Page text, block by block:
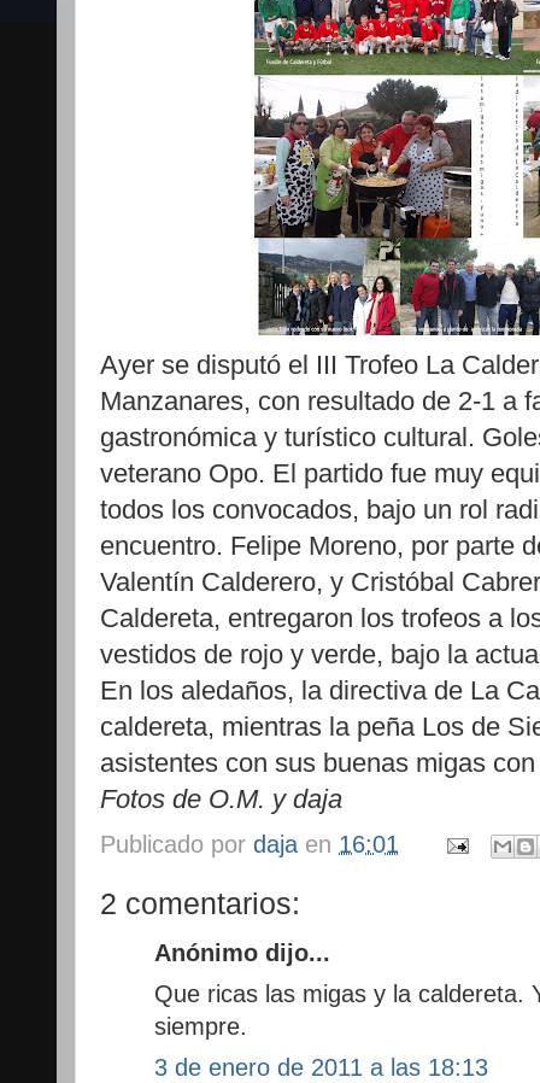
Ayer se disputó el III Trofeo La
Manzanares, con resultado de 2-1 a
gastronómica y turístico cultural.
veterano Opo. El partido fue muy
todos los convocados, bajo un rol
encuentro. Felipe Moreno, por parte
Valentín Calderero, y Cristóbal
Caldereta, entregaron los trofeos a
vestidos de rojo y verde, bajo la
En los aledaños, la directiva de La
caldereta, mientras la peña Los de
asistentes con sus buenas migas
Fotos de O.M. y daja
Publicado por daja en 16:01
2 comentarios:
Anónimo dijo...
Que ricas las migas y la caldereta.
siempre.
3 de enero de 2011 a las 18:13